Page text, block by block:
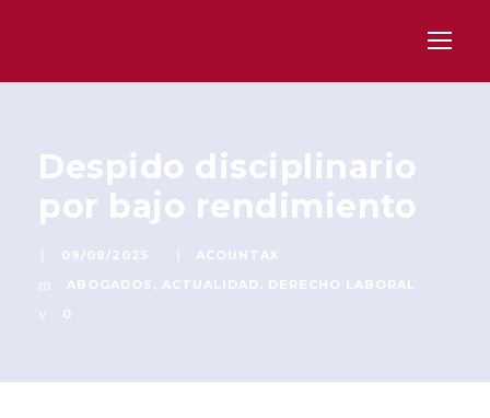
Despido disciplinario
por bajo rendimiento
09/09/2025
ACOUNTAX
ABOGADOS , ACTUALIDAD , DERECHO LABORAL
0